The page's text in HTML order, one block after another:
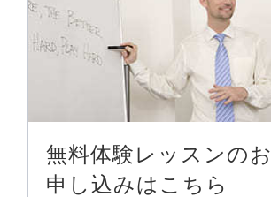
無料体験レッスンのお
申し込みはこちら